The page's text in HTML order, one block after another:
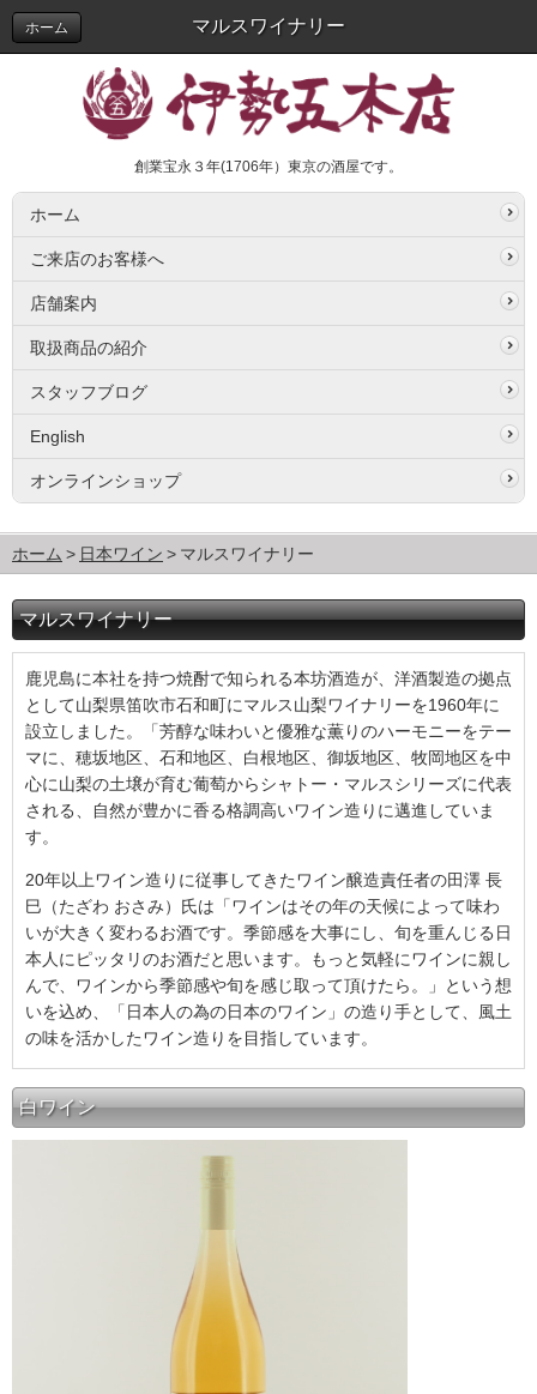
マルスワイナリー
ホーム
創業宝永３年(1706年）東京の酒屋です。
ホーム
ご来店のお客様へ
店舗案内
取扱商品の紹介
スタッフブログ
English
オンラインショップ
ホーム 日本ワイン マルスワイナリー
マルスワイナリー
鹿児島に本社を持つ焼酎で知られる本坊酒造が、洋酒製造の拠点
として山梨県笛吹市石和町にマルス山梨ワイナリーを1960年に
設立しました。「芳醇な味わいと優雅な薫りのハーモニーをテー
マに、穂坂地区、石和地区、白根地区、御坂地区、牧岡地区を中
心に山梨の土壌が育む葡萄からシャトー・マルスシリーズに代表
される、自然が豊かに香る格調高いワイン造りに邁進していま
す。
20年以上ワイン造りに従事してきたワイン醸造責任者の田澤 長
巳（たざわ おさみ）氏は「ワインはその年の天候によって味わ
いが大きく変わるお酒です。季節感を大事にし、旬を重んじる日
本人にピッタリのお酒だと思います。もっと気軽にワインに親し
んで、ワインから季節感や旬を感じ取って頂けたら。」という想
いを込め、「日本人の為の日本のワイン」の造り手として、風土
の味を活かしたワイン造りを目指しています。
白ワイン